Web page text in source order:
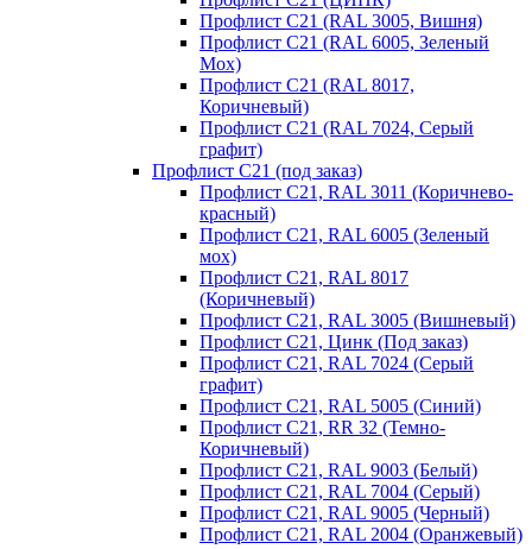
Профлист С21 (RAL 3005, Вишня)
Профлист С21 (RAL 6005, Зеленый
Мох)
Профлист С21 (RAL 8017,
Коричневый)
Профлист С21 (RAL 7024, Серый
графит)
Профлист С21 (под заказ)
Профлист С21, RAL 3011 (Коричнево-
красный)
Профлист С21, RAL 6005 (Зеленый
мох)
Профлист С21, RAL 8017
(Коричневый)
Профлист С21, RAL 3005 (Вишневый)
Профлист С21, Цинк (Под заказ)
Профлист С21, RAL 7024 (Серый
графит)
Профлист С21, RAL 5005 (Синий)
Профлист С21, RR 32 (Темно-
Коричневый)
Профлист С21, RAL 9003 (Белый)
Профлист С21, RAL 7004 (Серый)
Профлист С21, RAL 9005 (Черный)
Профлист С21, RAL 2004 (Оранжевый)